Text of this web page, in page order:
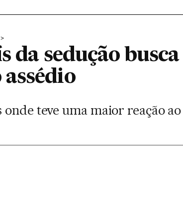
da sedução
onde teve uma maior reação